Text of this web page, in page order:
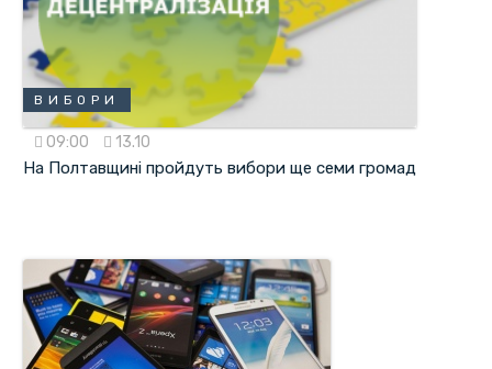
ВИБОРИ
09:00 13.10
На Полтавщині пройдуть вибори ще семи громад